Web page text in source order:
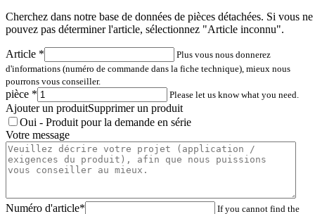
Cherchez dans notre base de données de pièces détachées. Si vous ne
pouvez pas déterminer l'article, sélectionnez "Article inconnu".
Article *
Plus vous nous donnerez
d'informations (numéro de commande dans la fiche technique), mieux nous
pourrons vous conseiller.
pièce * Please let us know what you need.
Ajouter un produitSupprimer un produit
Oui - Produit pour la demande en série
Votre message
Numéro d'article*
If you cannot find the